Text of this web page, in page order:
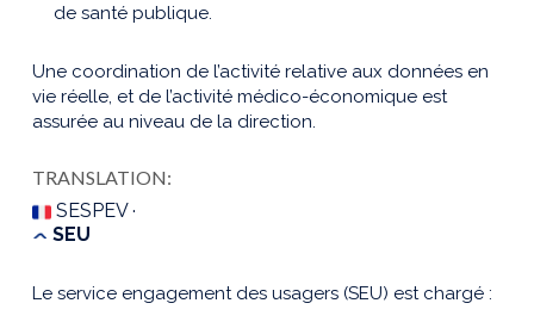
de santé publique.
Une coordination de l’activité relative aux données en
vie réelle, et de l’activité médico-économique est
assurée au niveau de la direction.
TRANSLATION:
SESPEV ·
SEU
Le service engagement des usagers (SEU) est chargé :